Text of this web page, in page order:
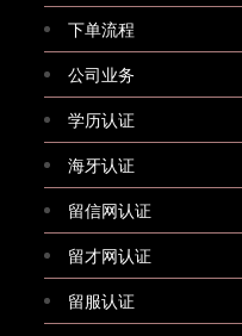
下单流程
公司业务
学历认证
海牙认证
留信网认证
留才网认证
留服认证